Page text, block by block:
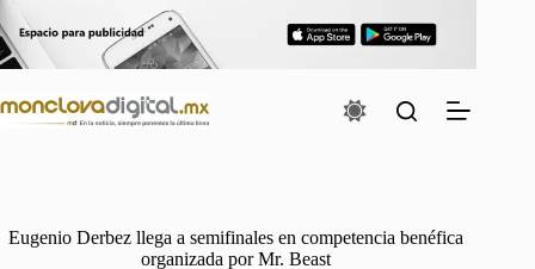
al
contenido
Eugenio Derbez llega a semifinales en competencia benéfica
organizada por Mr. Beast